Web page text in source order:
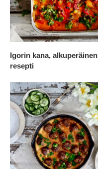
Igorin kana, alkuperäinen
resepti